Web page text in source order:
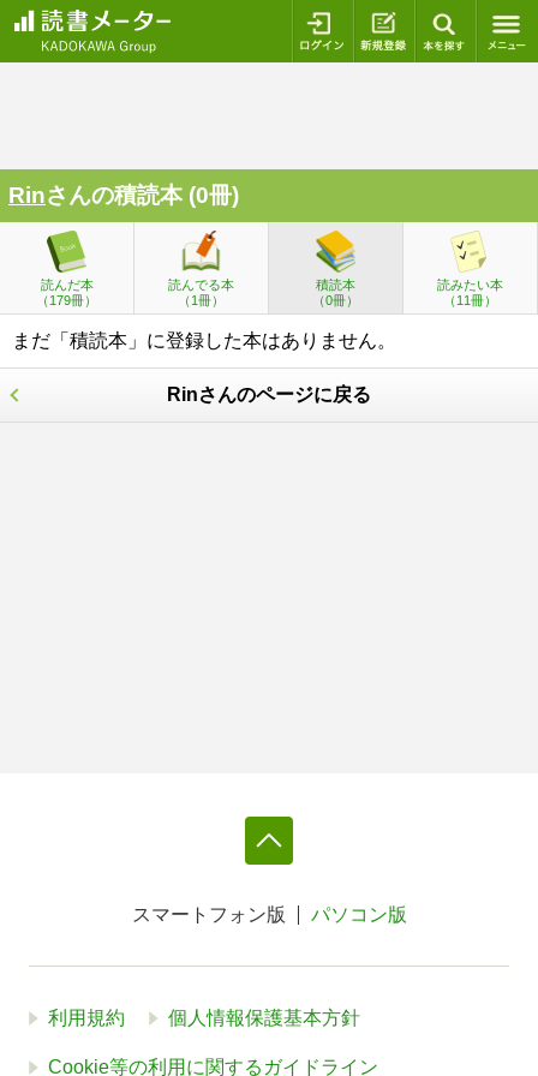
ログイン 新規登録
Rinさんの積読本 (0冊)
読んだ本
（179冊）
読んでる本
（1冊）
積読本
（0冊）
読みたい本
（11冊）
まだ「積読本」に登録した本はありません。
Rinさんのページに戻る
スマートフォン版 パソコン版
利用規約 個人情報保護基本方針
Cookie等の利用に関するガイドライン